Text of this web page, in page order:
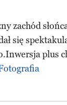
zachód
się
plus